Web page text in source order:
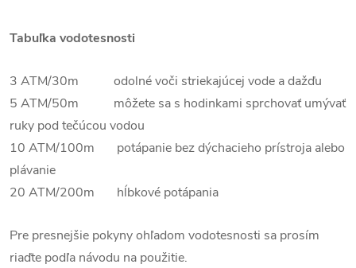
Tabuľka vodotesnosti
3 ATM/30m odolné voči striekajúcej vode a dažďu
5 ATM/50m môžete sa s hodinkami sprchovať umývať
ruky pod tečúcou vodou
10 ATM/100m potápanie bez dýchacieho prístroja alebo
plávanie
20 ATM/200m hĺbkové potápania
Pre presnejšie pokyny ohľadom vodotesnosti sa prosím
riaďte podľa návodu na použitie.